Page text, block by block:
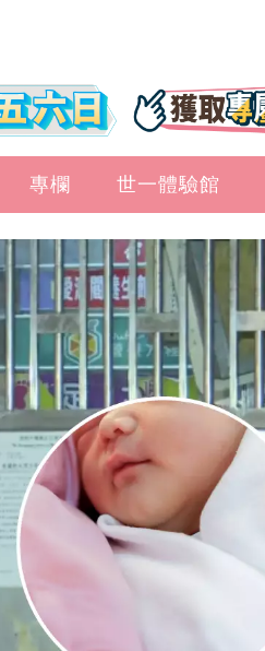
專欄 世一體驗館